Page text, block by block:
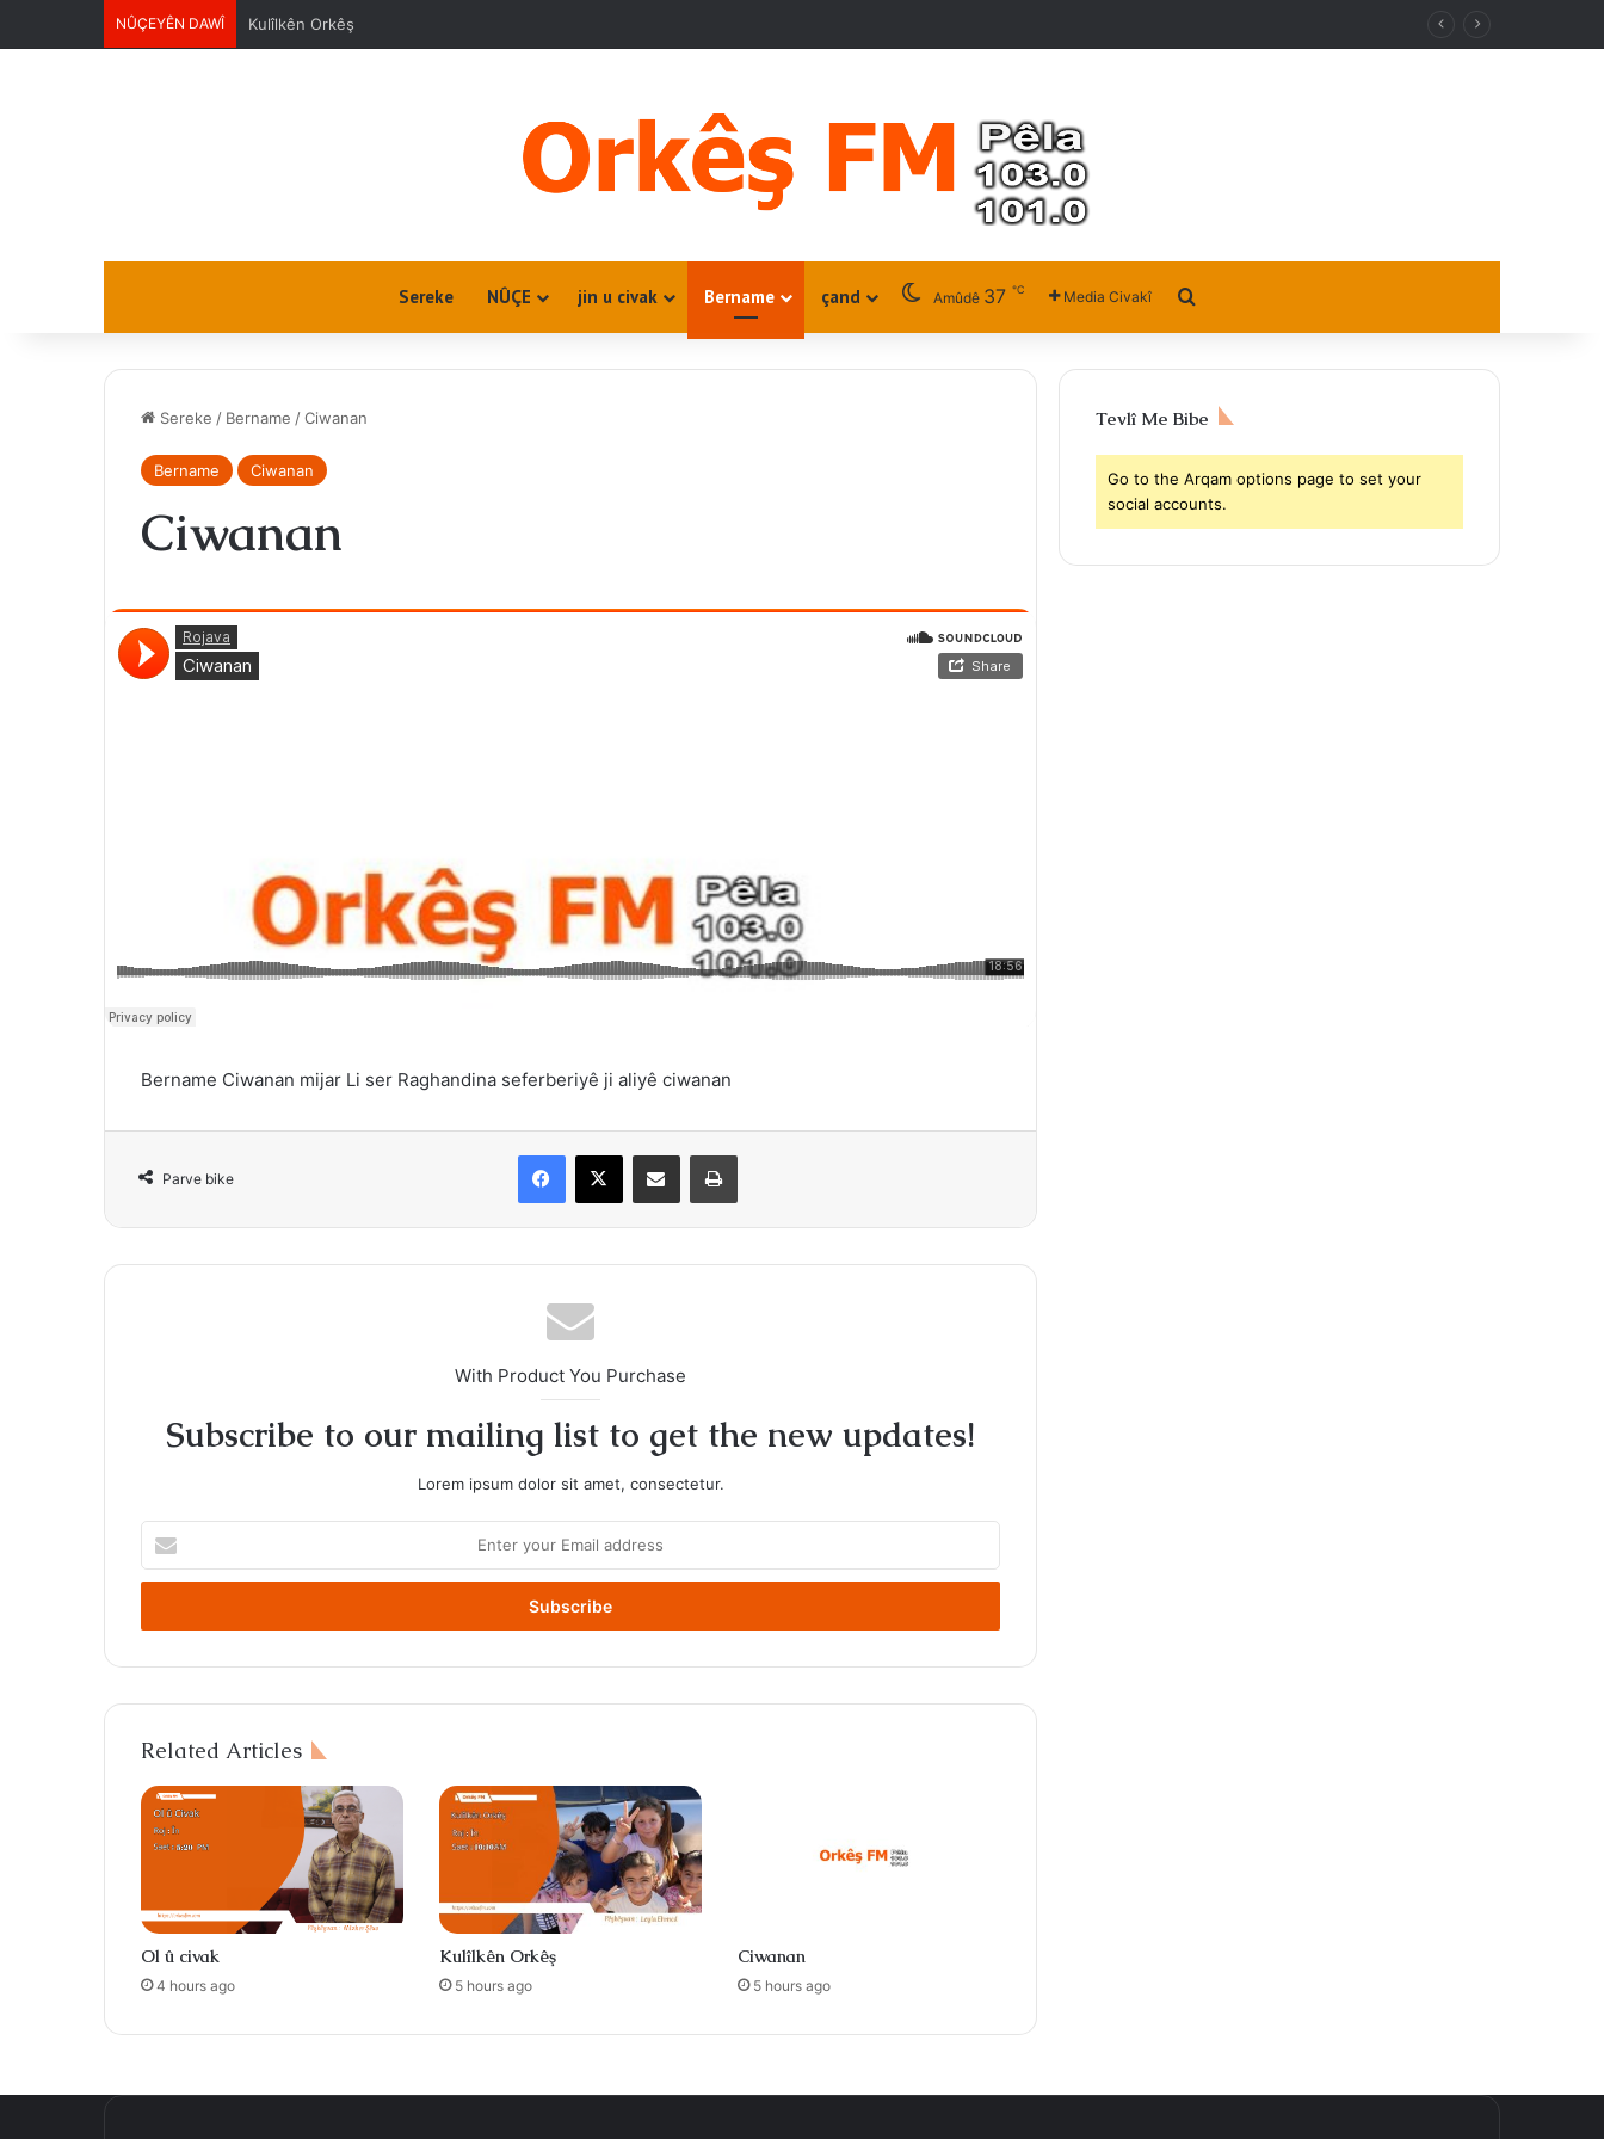
NÛÇEYÊN DAWÎ Ciwanan
Sereke NÛÇE jin u civak Bername çand Amûdê 37 ℃ Media Civakî
Sereke / Bername /Ciwanan
Bername Ciwanan
Ciwanan
Bername Ciwanan mijar Li ser Raghandina seferberiyê ji aliyê ciwanan
Parve bike
Facebook
X Share via Email Print
With Product You Purchase
Subscribe to our mailing list to get the new updates!
Lorem ipsum dolor sit amet, consectetur.
your
Email
Related Articles
Ol û civak
4 hours ago
Kulîlkên Orkêş
5 hours ago
Ciwanan
5 hours ago
Tevlî Me Bibe
Go to the Arqam options page to set your
social accounts.